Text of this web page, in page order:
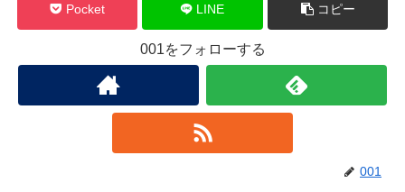
Pocket LINE コピー
001をフォローする
001